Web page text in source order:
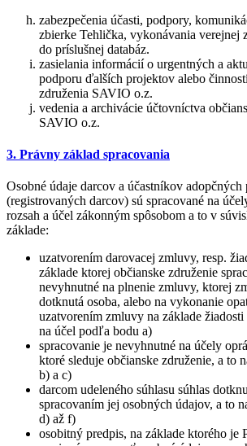
zabezpečenia účasti, podpory,
zbierke Tehlička, vykonávania verejnej
do príslušnej databáz.
zasielania informácií o urgentných a
podporu ďalších projektov alebo
združenia SAVIO o.z.
vedenia a archivácie účtovníctva
SAVIO o.z.
3. Právny základ spracovania
Osobné údaje darcov a účastníkov adopčných
(registrovaných darcov) sú spracované na
rozsah a účel zákonným spôsobom a to v
základe:
uzatvorením darovacej zmluvy, resp.
základe ktorej občianske združenie
nevyhnutné na plnenie zmluvy, ktorej
dotknutá osoba, alebo na vykonanie
uzatvorením zmluvy na základe
na účel podľa bodu a)
spracovanie je nevyhnutné na účely
ktoré sleduje občianske združenie, a to
b) a c)
darcom udeleného súhlasu súhlas
spracovaním jej osobných údajov, a to
d) až f)
osobitný predpis, na základe ktorého je